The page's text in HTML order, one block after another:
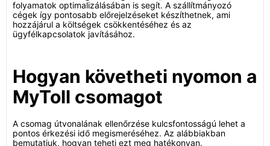
folyamatok optimalizálásában is segít. A szállítmányozó
cégek így pontosabb előrejelzéseket készíthetnek, ami
hozzájárul a költségek csökkentéséhez és az
ügyfélkapcsolatok javításához.
Hogyan követheti nyomon a
MyToll csomagot
A csomag útvonalának ellenőrzése kulcsfontosságú lehet a
pontos érkezési idő megismeréséhez. Az alábbiakban
bemutatjuk, hogyan teheti ezt meg hatékonyan.